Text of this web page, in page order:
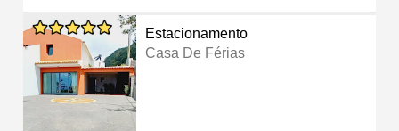
Estacionamento
Casa De Férias